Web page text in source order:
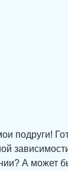
подруги!
А может